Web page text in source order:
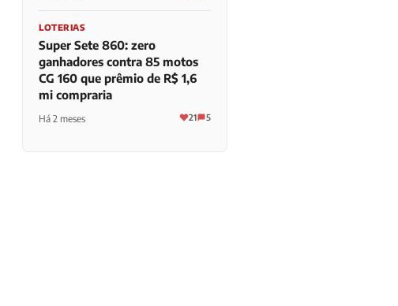
LOTERIAS
Super Sete 860: zero
ganhadores contra 85 motos
CG 160 que prêmio de R$ 1,6
mi compraria
Há 2 meses 21 5